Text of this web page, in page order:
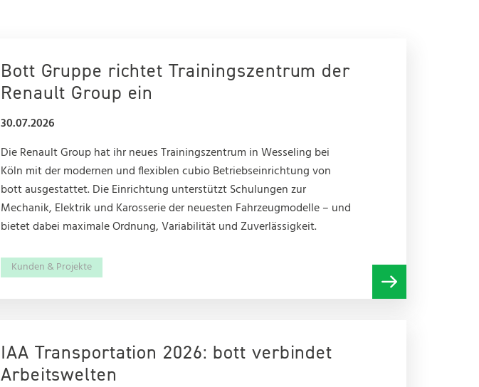
Bott Gruppe richtet Trainingszentrum der
Renault Group ein
30.07.2026
Die Renault Group hat ihr neues Trainingszentrum in Wesseling bei
Köln mit der modernen und flexiblen cubio Betriebseinrichtung von
bott ausgestattet. Die Einrichtung unterstützt Schulungen zur
Mechanik, Elektrik und Karosserie der neuesten Fahrzeugmodelle – und
bietet dabei maximale Ordnung, Variabilität und Zuverlässigkeit.
Kunden & Projekte
IAA Transportation 2026: bott verbindet
Arbeitswelten